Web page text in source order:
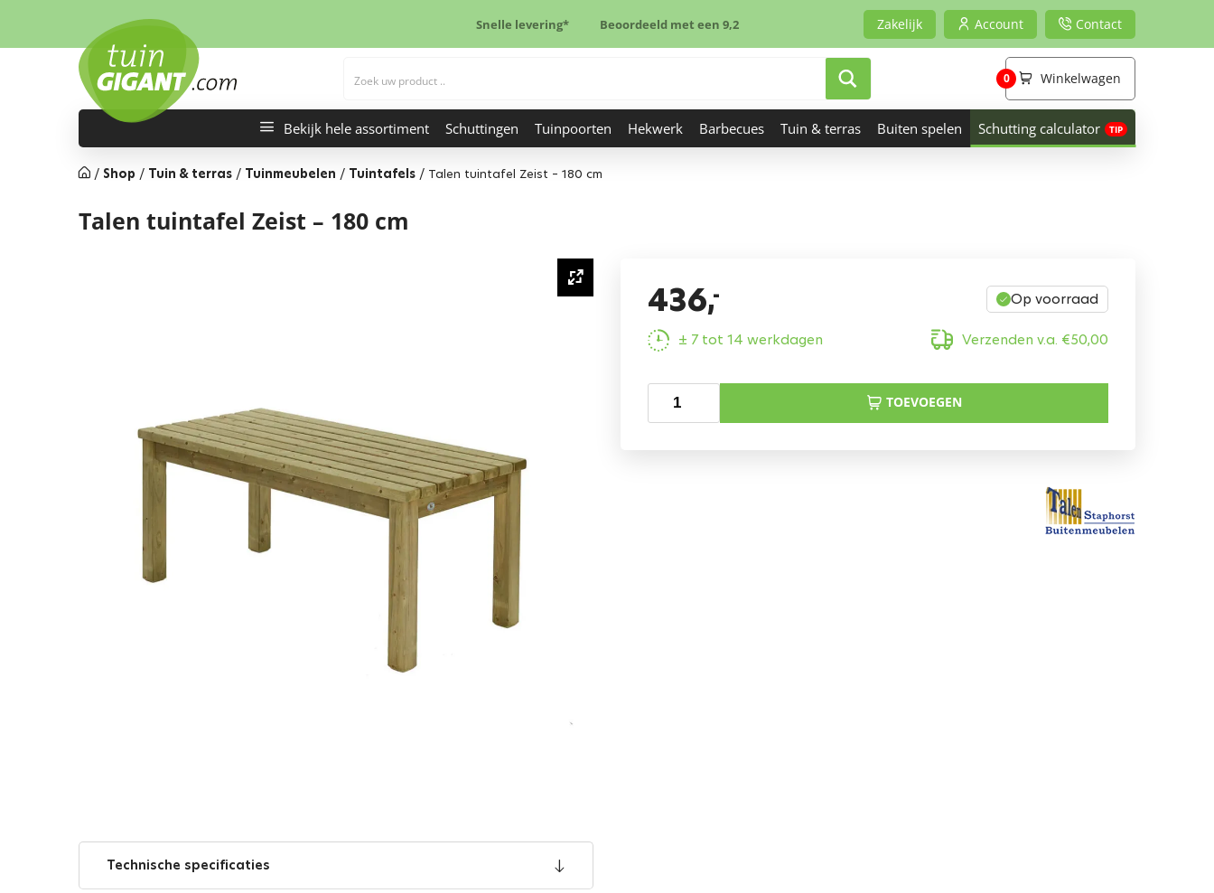
Snelle levering* Beoordeeld met een 9,2 Zakelijk Account Contact
Winkelwagen
0
Bekijk hele assortiment Schuttingen Tuinpoorten Hekwerk Barbecues Tuin & terras Buiten spelen Schutting calculator
/ Shop / Tuin & terras / Tuinmeubelen / Tuintafels / Talen tuintafel Zeist – 180 cm
Talen tuintafel Zeist – 180 cm
Technische specificaties
436,- Op voorraad
± 7 tot 14 werkdagen Verzenden v.a. €50,00
TOEVOEGEN